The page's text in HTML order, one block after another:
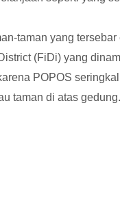
taman yang
(FiDi) yang
POPOS
taman di atas gedung.